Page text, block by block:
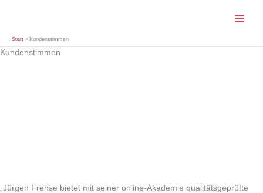
Start Kundenstimmen
Kundenstimmen
„Jürgen Frehse bietet mit seiner online-Akademie qualitätsgeprüfte